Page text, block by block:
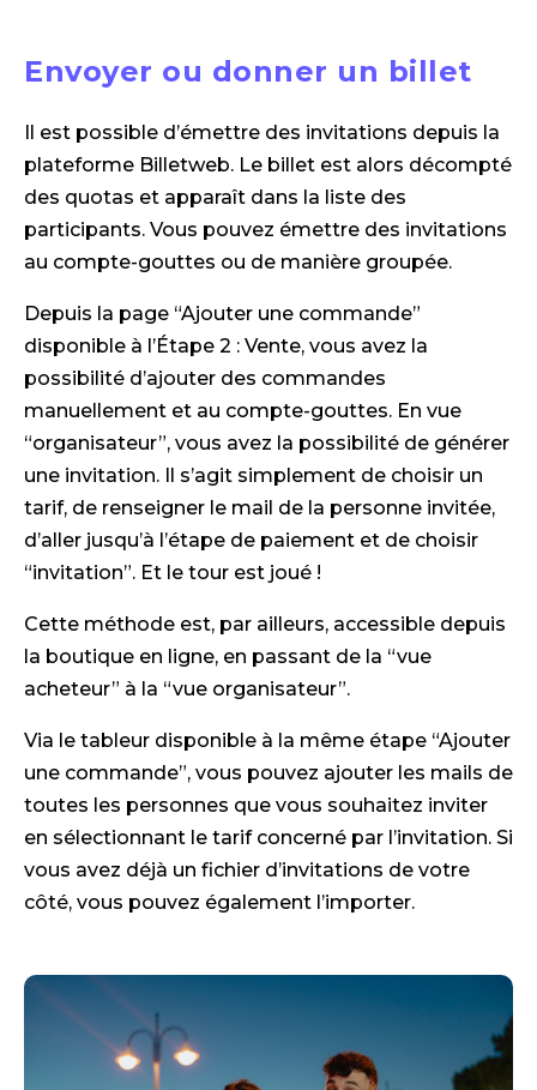
Envoyer ou donner un billet
Il est possible d’émettre des invitations depuis la
plateforme Billetweb. Le billet est alors décompté
des quotas et apparaît dans la liste des
participants. Vous pouvez émettre des invitations
au compte-gouttes ou de manière groupée.
Depuis la page “Ajouter une commande”
disponible à l’Étape 2 : Vente, vous avez la
possibilité d’ajouter des commandes
manuellement et au compte-gouttes. En vue
“organisateur”, vous avez la possibilité de générer
une invitation. Il s’agit simplement de choisir un
tarif, de renseigner le mail de la personne invitée,
d’aller jusqu’à l’étape de paiement et de choisir
“invitation”. Et le tour est joué !
Cette méthode est, par ailleurs, accessible depuis
la boutique en ligne, en passant de la “vue
acheteur” à la “vue organisateur”.
Via le tableur disponible à la même étape “Ajouter
une commande”, vous pouvez ajouter les mails de
toutes les personnes que vous souhaitez inviter
en sélectionnant le tarif concerné par l’invitation. Si
vous avez déjà un fichier d’invitations de votre
côté, vous pouvez également l’importer.